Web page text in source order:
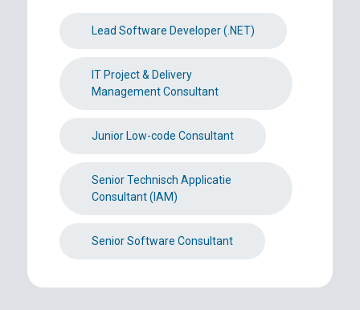
Lead Software Developer (.NET)
IT Project & Delivery
Management Consultant
Junior Low-code Consultant
Senior Technisch Applicatie
Consultant (IAM)
Senior Software Consultant